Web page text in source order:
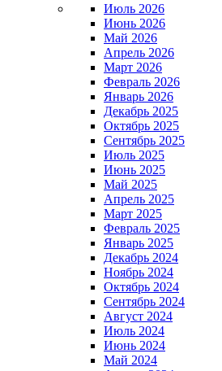
Июль 2026
Июнь 2026
Май 2026
Апрель 2026
Март 2026
Февраль 2026
Январь 2026
Декабрь 2025
Октябрь 2025
Сентябрь 2025
Июль 2025
Июнь 2025
Май 2025
Апрель 2025
Март 2025
Февраль 2025
Январь 2025
Декабрь 2024
Ноябрь 2024
Октябрь 2024
Сентябрь 2024
Август 2024
Июль 2024
Июнь 2024
Май 2024